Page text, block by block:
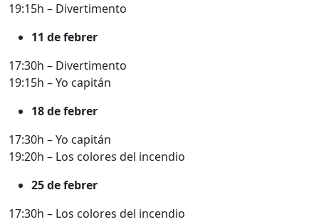
19:15h – Divertimento
11 de febrer
17:30h – Divertimento
19:15h – Yo capitán
18 de febrer
17:30h – Yo capitán
19:20h – Los colores del incendio
25 de febrer
17:30h – Los colores del incendio